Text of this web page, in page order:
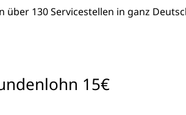
15€
130 Servicestellen in ganz